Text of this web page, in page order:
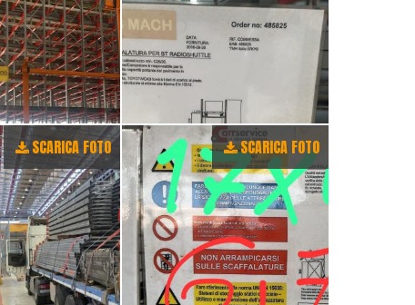
SCARICA FOTO SCARICA FOTO